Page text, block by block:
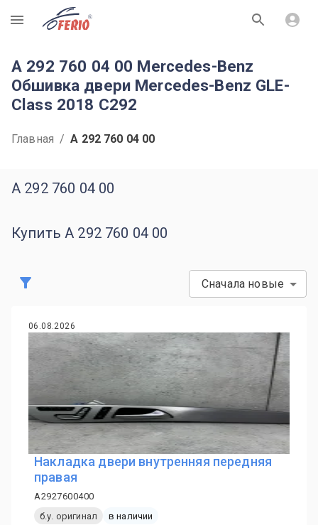
R
A 292 760 04 00 Mercedes-Benz
Обшивка двери Mercedes-Benz GLE-
Class 2018 C292
Главная / A 292 760 04 00
A 292 760 04 00
Купить A 292 760 04 00
Сначала новые
06.08.2026
Накладка двери внутренняя передняя
правая
A2927600400
б.у. оригинал
в наличии